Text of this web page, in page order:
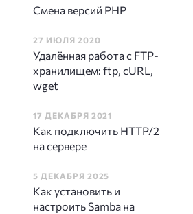
Смена версий PHP
27 ИЮЛЯ 2020
Удалённая работа с FTP-
хранилищем: ftp, cURL,
wget
17 ДЕКАБРЯ 2021
Как подключить HTTP/2
на сервере
5 ДЕКАБРЯ 2025
Как установить и
настроить Samba на